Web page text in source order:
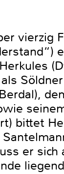
vierzig
bittet
er sich